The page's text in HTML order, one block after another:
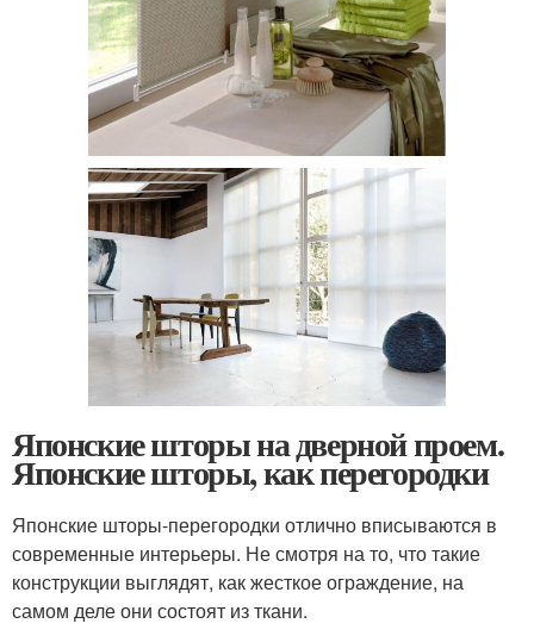
Японские шторы на дверной проем.
Японские шторы, как перегородки
Японские шторы-перегородки отлично вписываются в
современные интерьеры. Не смотря на то, что такие
конструкции выглядят, как жесткое ограждение, на
самом деле они состоят из ткани.